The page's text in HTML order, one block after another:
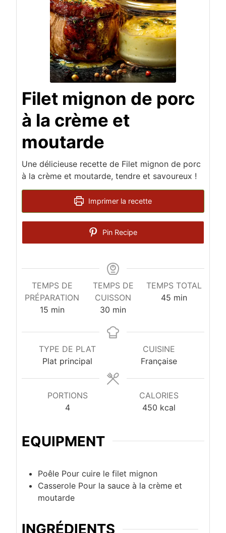
Filet mignon de porc
à la crème et
moutarde
Une délicieuse recette de Filet mignon de porc
à la crème et moutarde, tendre et savoureux !
Imprimer la recette
Pin Recipe
TEMPS DE
PRÉPARATION
15minutes
min
TEMPS DE
CUISSON
30 minutes
min
TEMPS TOTAL
45minutes
min
TYPE DE PLAT
Plat principal
CUISINE
Française
PORTIONS
4
CALORIES
450 kcal
EQUIPMENT
Poêle Pour cuire le filet mignon
Casserole Pour la sauce à la crème et
moutarde
INGRÉDIENTS